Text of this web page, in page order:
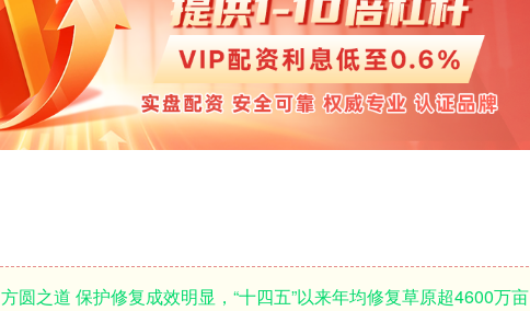
方圆之道 保护修复成效明显，“十四五”以来年均修复草原超4600万亩